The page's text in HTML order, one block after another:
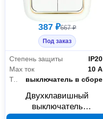
387 ₽667 ₽
Под заказ
Степень защиты
IP20
Max ток
10 А
Тип комплектации
выключатель в сборе
Двухклавишный
выключатель